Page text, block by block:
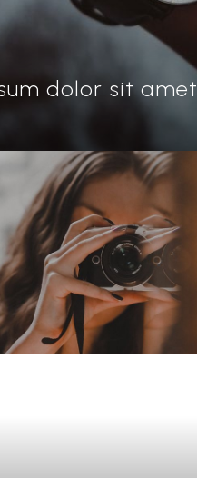
dolor sit amet